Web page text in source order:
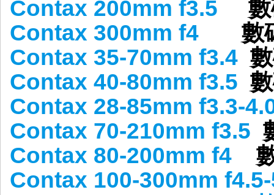
Contax 200mm f3.5
Contax 300mm f4 數
Contax 35-70mm f3.4
Contax 40-80mm f3.5
Contax 28-85mm f3.3-
Contax 70-210mm f3.5
Contax 80-200mm f4
Contax 100-300mm